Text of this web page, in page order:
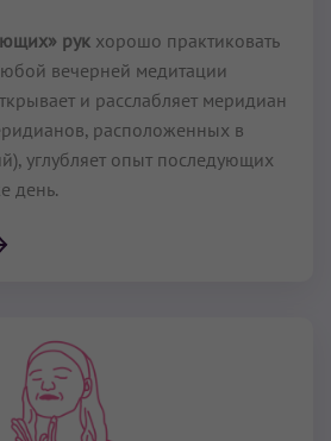
рук хорошо практиковать
вечерней медитации
и расслабляет меридиан
расположенных в
углубляет опыт последующих
день.